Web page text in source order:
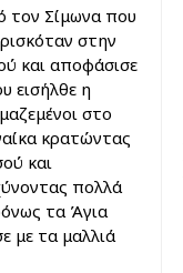
τον Σίμωνα που
στην
και αποφάσισε
εισήλθε η
στο
κρατώντας
και
πολλά
τα Άγια
με τα μαλλιά